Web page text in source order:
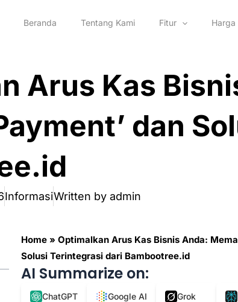
Beranda Tentang Kami Fitur Harga
Arus Kas
dan
InformasiWritten by admin
Home» Optimalkan Arus Kas Bisnis Anda:
Solusi Terintegrasi dari Bambootree.id
AI Summarize on:
ChatGPT Google AI Grok